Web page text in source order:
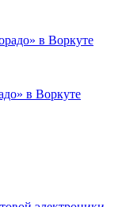
в Воркуте